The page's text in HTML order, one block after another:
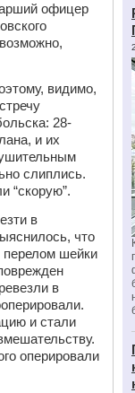
офицер
видимо,
28-
и их
слиплись.
“скорую”.
в
что
перелом шейки
в
и стали
оперировали